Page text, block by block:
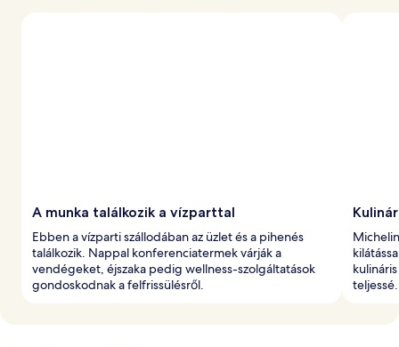
A munka találkozik a vízparttal
Ebben a vízparti szállodában az üzlet és a pihenés
találkozik. Nappal konferenciatermek várják a
vendégeket, éjszaka pedig wellness-szolgáltatások
gondoskodnak a felfrissülésről.
teljessé.